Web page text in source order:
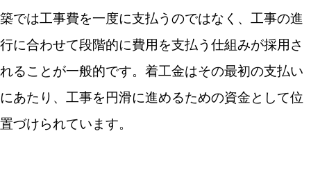
築では工事費を一度に支払うのではなく、工事の進
行に合わせて段階的に費用を支払う仕組みが採用さ
れることが一般的です。着工金はその最初の支払い
にあたり、工事を円滑に進めるための資金として位
置づけられています。